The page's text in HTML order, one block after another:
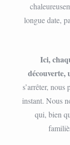
longue date,
Ici,
découverte,
s’arrêter,
instant. Nous
qui, bien